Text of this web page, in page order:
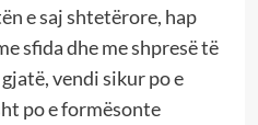
e saj shtetërore, hap
sfida dhe me shpresë të
vendi sikur po e
po e formësonte